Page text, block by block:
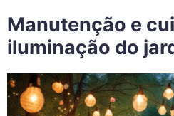
Manutenção e
iluminação do